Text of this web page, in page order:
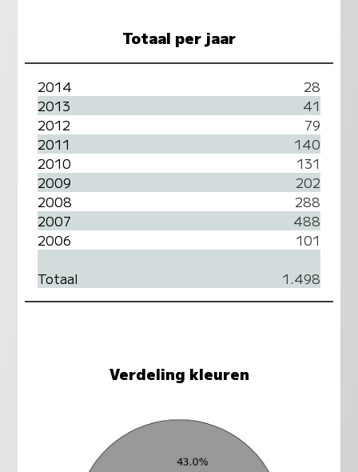
Totaal per jaar
2014
28
2013
41
2012
79
2011
140
2010
131
2009
202
2008
288
2007
488
2006
101
Totaal
1.498
Verdeling kleuren